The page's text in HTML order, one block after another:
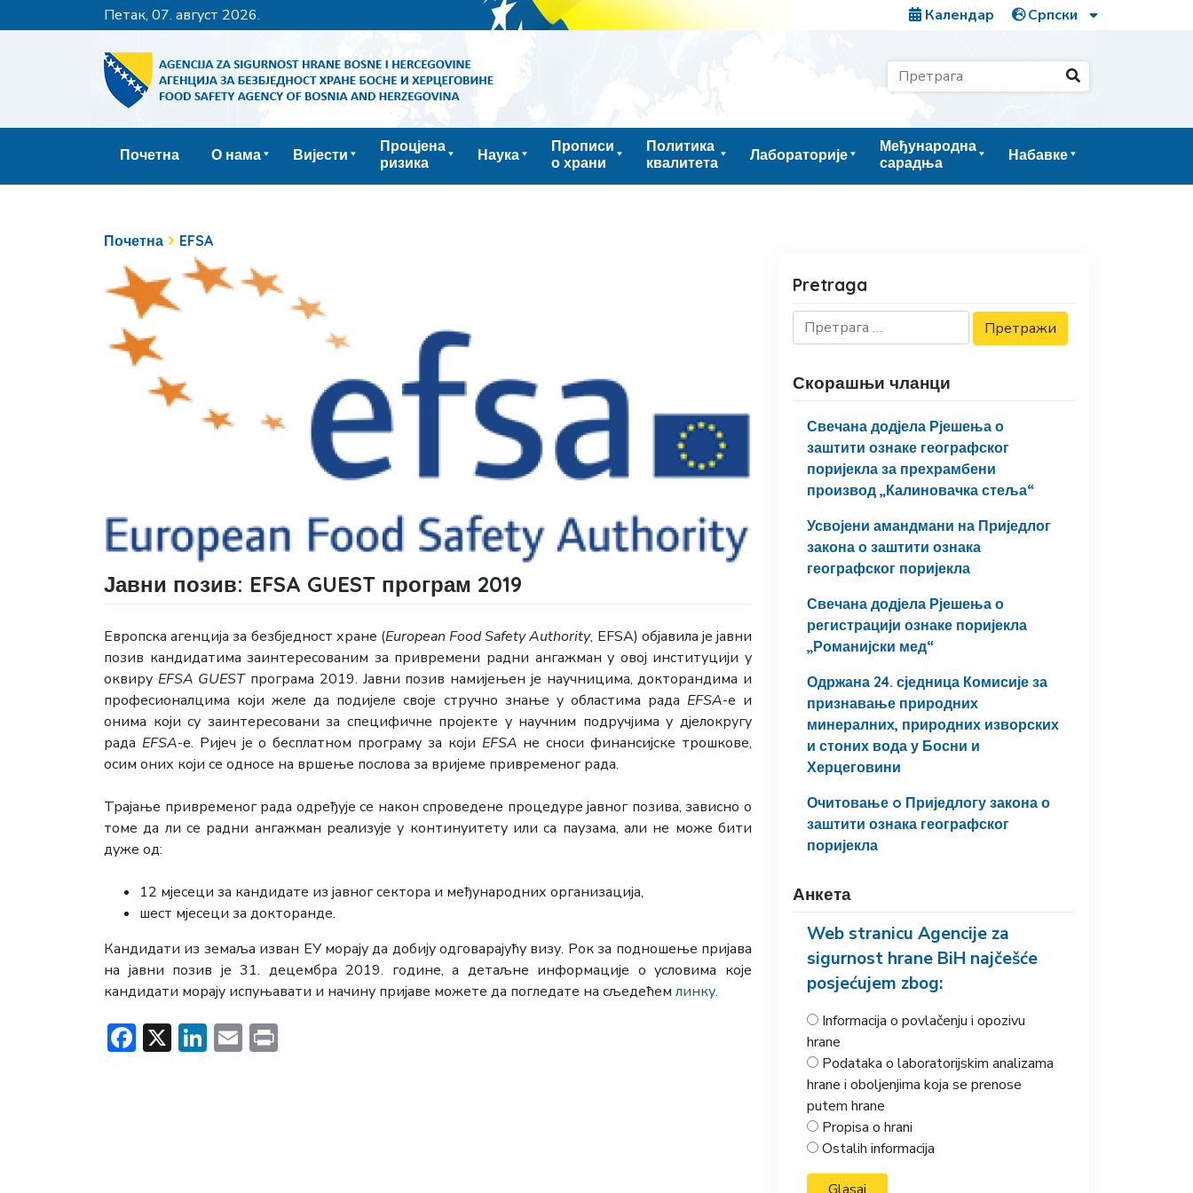
петак, 07. август 2026. Календар
Почетна О нама Вијести
Процјена
ризика
Наука
Прописи
о храни
Политика
квалитета
Лабораторије
Међународна
сарадња
Набавке
Почетна EFSA
Јавни позив: EFSA GUEST програм 2019
Европска агенција за безбједност хране (European Food Safety Authority, EFSA) објавила је јавни
позив кандидатима заинтересованим за привремени радни ангажман у овој институцији у
оквиру EFSA GUESTпрограма 2019. Јавни позив намијењен је научницима, докторандима и
професионалцима који желе да подијеле своје стручно знање у областима рада EFSA-e и
онима који су заинтересовани за специфичне пројекте у научним подручјима у дјелокругу
рада EFSA-е. Ријеч је о бесплатном програму за који EFSA не сноси финансијске трошкове,
осим оних који се односе на вршење послова за вријеме привременог рада.
Трајање привременог рада одређује се након спроведене процедуре јавног позива, зависно о
томе да ли се радни ангажман реализује у континуитету или са паузама, али не може бити
дуже од:
12 мјесеци за кандидате из јавног сектора и међународних организација,
шест мјесеци за докторанде.
Кандидати из земаља изван ЕУ морају да добију одговарајућу визу. Рок за подношење пријава
на јавни позив је 31. децембра 2019. године, а детаљне информације о условима које
кандидати морају испуњавати и начину пријаве можете да погледате на сљедећем линку.
Facebook
X LinkedIn
Email
Pretraga
Скорашњи чланци
Свечана додјела Рјешења о
заштити ознаке географског
поријекла за прехрамбени
производ „Калиновачка стеља“
Усвојени амандмани на Приједлог
закона о заштити ознака
географског поријекла
Свечана додјела Рјешења о
регистрацији ознаке поријекла
„Романијски мед“
Одржана 24. сједница Комисије за
признавање природних
минералних, природних изворских
и стоних вода у Босни и
Херцеговини
Очитовање o Приједлогу закона о
заштити ознака географског
поријекла
Анкета
Web stranicu Agencije za
sigurnost hrane BiH najčešće
posjećujem zbog:
Informacija o povlačenju i opozivu
hrane
Podataka o laboratorijskim analizama
hrane i oboljenjima koja se prenose
putem hrane
Propisa o hrani
Ostalih informacija